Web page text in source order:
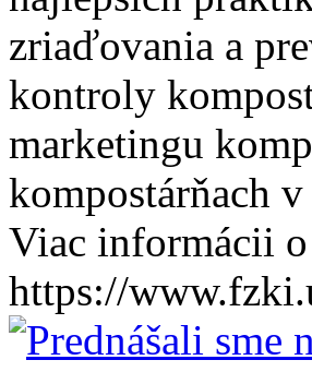
zriaďovania a
kontroly
marketingu
kompostárňach
Viac informácii
https://